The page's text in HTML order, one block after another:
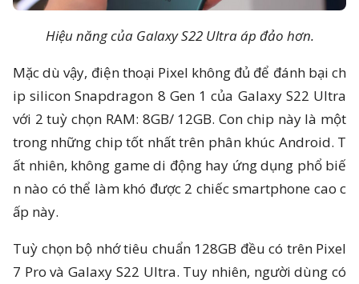
Hiệu năng của Galaxy S22 Ultra áp đảo hơn.
Mặc dù vậy, điện thoại Pixel không đủ để đánh bại ch
ip silicon Snapdragon 8 Gen 1 của Galaxy S22 Ultra
với 2 tuỳ chọn RAM: 8GB/ 12GB. Con chip này là một
trong những chip tốt nhất trên phân khúc Android. T
ất nhiên, không game di động hay ứng dụng phổ biế
n nào có thể làm khó được 2 chiếc smartphone cao c
ấp này.
Tuỳ chọn bộ nhớ tiêu chuẩn 128GB đều có trên Pixel
7 Pro và Galaxy S22 Ultra. Tuy nhiên, người dùng có